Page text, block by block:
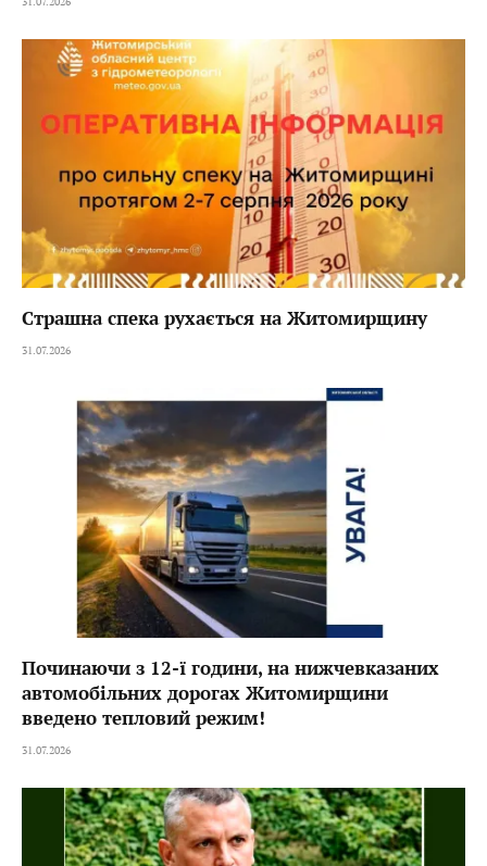
Страшна спека рухається на Житомирщину
31.07.2026
Починаючи з 12-ї години, на нижчевказаних
автомобільних дорогах Житомирщини
введено тепловий режим!
31.07.2026